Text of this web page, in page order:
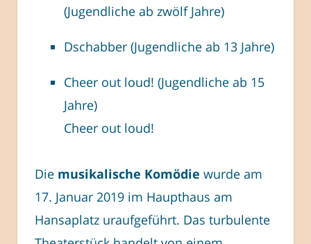
(Jugendliche ab zwölf Jahre)
Dschabber (Jugendliche ab 13 Jahre)
Cheer out loud! (Jugendliche ab 15
Jahre)
Cheer out loud!
Die musikalische Komödie wurde am
17. Januar 2019 im Haupthaus am
Hansaplatz uraufgeführt. Das turbulente